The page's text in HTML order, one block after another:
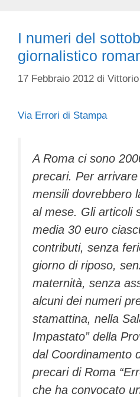
I numeri del
giornalistico
17 Febbraio 2012 di
Via Errori di Stampa
A Roma ci sono
precari. Per
mensili dovrebbero
al mese. Gli articoli
media 30 euro
contributi, senza
giorno di riposo,
maternità, senza
alcuni dei numeri
stamattina, nella
Impastato” della
dal Coordinamento
precari di Roma
che ha convocato